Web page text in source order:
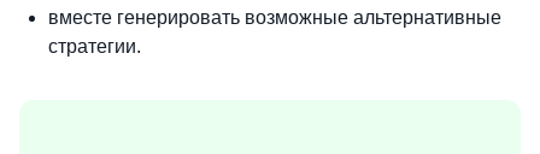
вместе генерировать возможные альтернативные
стратегии.